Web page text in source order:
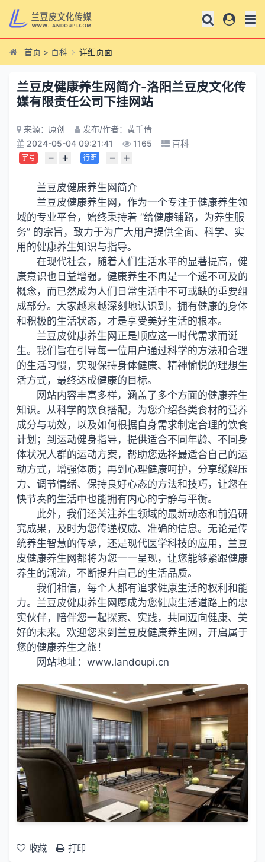
首页 > 百科 详细页面
兰豆皮健康养生网简介-洛阳兰豆皮文化传
媒有限责任公司下挂网站
来源：原创
发布/作者：黄千倩
2024-05-04 09:21:41
1165 百科
字号 − + 行距 − +
兰豆皮健康养生网简介
兰豆皮健康养生网，作为一个专注于健康养生领
域的专业平台，始终秉持着 “给健康铺路，为养生服
务” 的宗旨，致力于为广大用户提供全面、科学、实
用的健康养生知识与指导。
在现代社会，随着人们生活水平的显著提高，健
康意识也日益增强。健康养生不再是一个遥不可及的
概念，而已然成为人们日常生活中不可或缺的重要组
成部分。大家越来越深刻地认识到，拥有健康的身体
和积极的生活状态，才是享受美好生活的根本。
兰豆皮健康养生网正是顺应这一时代需求而诞
生。我们旨在引导每一位用户通过科学的方法和合理
的生活习惯，实现保持身体健康、精神愉悦的理想生
活方式，最终达成健康的目标。
网站内容丰富多样，涵盖了多个方面的健康养生
知识。从科学的饮食搭配，为您介绍各类食材的营养
成分与功效，以及如何根据自身需求制定合理的饮食
计划；到运动健身指导，提供适合不同年龄、不同身
体状况人群的运动方案，帮助您选择最适合自己的运
动方式，增强体质；再到心理健康呵护，分享缓解压
力、调节情绪、保持良好心态的方法和技巧，让您在
快节奏的生活中也能拥有内心的宁静与平衡。
此外，我们还关注养生领域的最新动态和前沿研
究成果，及时为您传递权威、准确的信息。无论是传
统养生智慧的传承，还是现代医学科技的应用，兰豆
皮健康养生网都将为您一一呈现，让您能够紧跟健康
养生的潮流，不断提升自己的生活品质。
我们相信，每个人都有追求健康生活的权利和能
力。兰豆皮健康养生网愿成为您健康生活道路上的忠
实伙伴，陪伴您一起探索、实践，共同迈向健康、美
好的未来。欢迎您来到兰豆皮健康养生网，开启属于
您的健康养生之旅！
网站地址： www.landoupi.cn
收藏 打印